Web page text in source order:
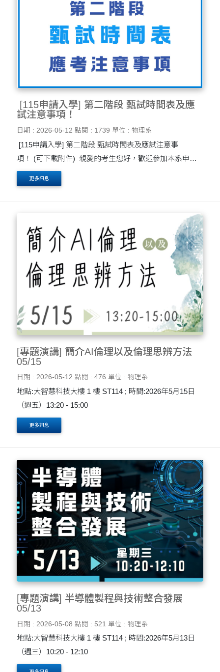
[115申請入學] 第二階段 甄試時間表及應
試注意事項！
日期 : 2026-05-12 點閱 : 1739 單位 : 物理系
[115申請入學] 第二階段 甄試時間表及應試注意事
項！ (可下載附件) 親愛的考生您好，歡迎參加本系申請
入學第二階段的面試，請詳閱以下注意事項： 一、面試日
期：115年 5月16、17日(星期六、日)....
更多訊息
[專題演講] 簡介AI倫理以及倫理思辨方法
05/15
日期 : 2026-05-12 點閱 : 476 單位 : 物理系
地點:大智慧科技大樓 1 樓 ST114 ; 時間:2026年5月15日
（週五）13:20 - 15:00
更多訊息
[專題演講] 半導體製程與技術整合發展
05/13
日期 : 2026-05-08 點閱 : 521 單位 : 物理系
地點:大智慧科技大樓 1 樓 ST114 ; 時間:2026年5月13日
（週三）10:20 - 12:10